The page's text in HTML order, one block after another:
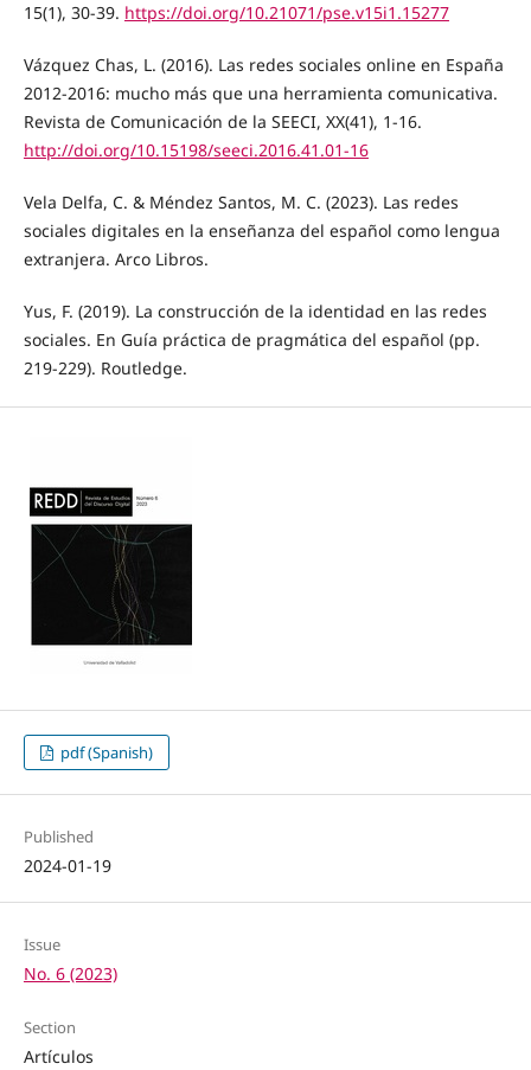
15(1), 30-39. https://doi.org/10.21071/pse.v15i1.15277
Vázquez Chas, L. (2016). Las redes sociales online en España
2012-2016: mucho más que una herramienta comunicativa.
Revista de Comunicación de la SEECI, XX(41), 1-16.
http://doi.org/10.15198/seeci.2016.41.01-16
Vela Delfa, C. & Méndez Santos, M. C. (2023). Las redes
sociales digitales en la enseñanza del español como lengua
extranjera. Arco Libros.
Yus, F. (2019). La construcción de la identidad en las redes
sociales. En Guía práctica de pragmática del español (pp.
219-229). Routledge.
pdf (Spanish)
Published
2024-01-19
Issue
No. 6 (2023)
Section
Artículos